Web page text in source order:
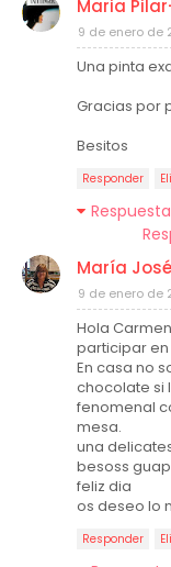
Maria
9 de enero de
Una pinta
Gracias por
Besitos
Responder
María José
9 de enero de
Hola
participar
En casa no
chocolate si
fenomenal
mesa.
una
besoss
feliz dia
os deseo lo
Responder